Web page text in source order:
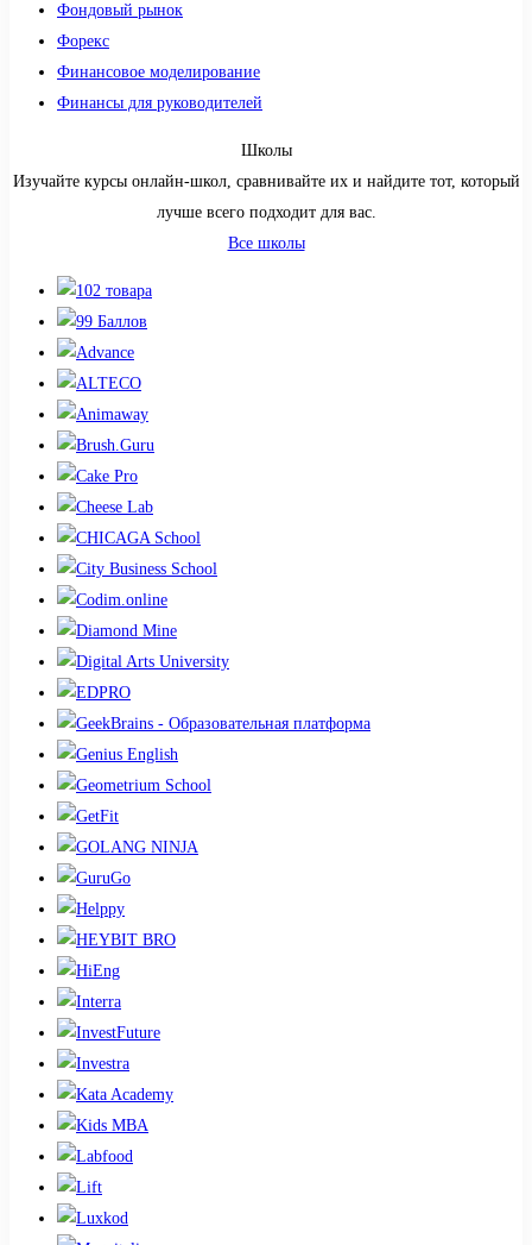
Фондовый рынок
Форекс
Финансовое моделирование
Финансы для руководителей
Школы
Изучайте курсы онлайн-школ, сравнивайте их и найдите тот, который
лучше всего подходит для вас.
Все школы